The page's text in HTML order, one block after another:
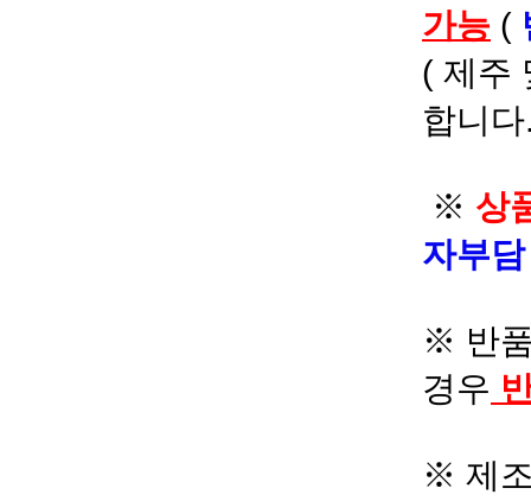
가능 (
( 제주
합니
※ 상
자부
※ 반
경우
※ 제